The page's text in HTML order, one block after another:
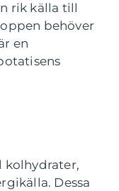
rik källa till
behöver
en
kolhydrater,
Dessa